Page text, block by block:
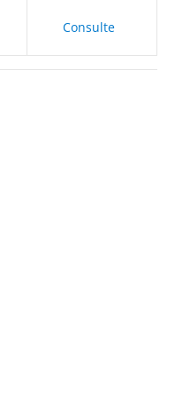
Consulte